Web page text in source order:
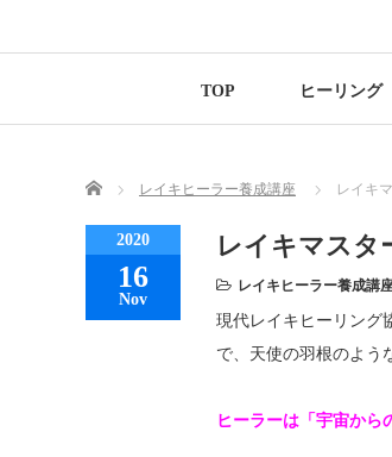
TOP ヒーリング
Home レイキヒーラー養成講座 レイキ
2020
16
Nov
レイキマスタ
レイキヒーラー養成講
現代レイキヒーリング
で、天使の羽根のよう
ヒーラーは「宇宙から